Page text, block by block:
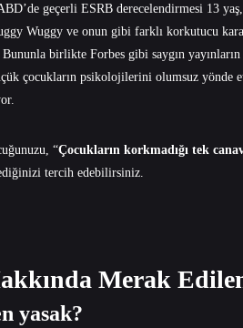
geçerli ESRB derecelendirmesi 13
Wuggy ve onun gibi farklı korkutucu
birlikte Forbes gibi saygın
çocukların psikolojilerini olumsuz yönde
“Çocukların korkmadığı tek
tercih edebilirsiniz.
Merak
yasak?